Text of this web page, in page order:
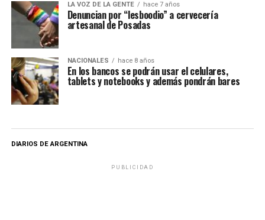
LA VOZ DE LA GENTE hace 7 años
Denuncian por “lesboodio” a cervecería
artesanal de Posadas
NACIONALES hace 8 años
En los bancos se podrán usar el celulares,
tablets y notebooks y además pondrán bares
DIARIOS DE ARGENTINA
PUBLICIDAD